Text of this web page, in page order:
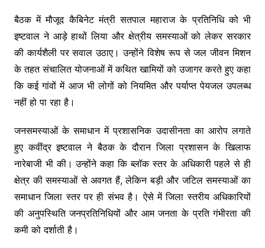
बैठक में मौजूद कैबिनेट मंत्री सतपाल महाराज के प्रतिनिधि को भी
इष्टवाल ने आड़े हाथों लिया और क्षेत्रीय समस्याओं को लेकर सरकार
की कार्यशैली पर सवाल उठाए। उन्होंने विशेष रूप से जल जीवन मिशन
के तहत संचालित योजनाओं में कथित खामियों को उजागर करते हुए कहा
कि कई गांवों में आज भी लोगों को नियमित और पर्याप्त पेयजल उपलब्ध
नहीं हो पा रहा है।
जनसमस्याओं के समाधान में प्रशासनिक उदासीनता का आरोप लगाते
हुए कवींद्र इष्टवाल ने बैठक के दौरान जिला प्रशासन के खिलाफ
नारेबाजी भी की। उन्होंने कहा कि ब्लॉक स्तर के अधिकारी पहले से ही
क्षेत्र की समस्याओं से अवगत हैं, लेकिन बड़ी और जटिल समस्याओं का
समाधान जिला स्तर पर ही संभव है। ऐसे में जिला स्तरीय अधिकारियों
की अनुपस्थिति जनप्रतिनिधियों और आम जनता के प्रति गंभीरता की
कमी को दर्शाती है।